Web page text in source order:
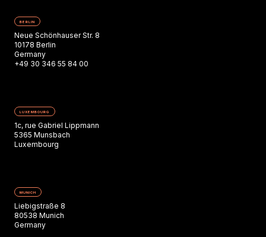
BERLIN
Neue Schönhauser Str. 8
10178 Berlin
Germany
+49 30 346 55 84 00
LUXEMBOURG
1c, rue Gabriel Lippmann
5365 Munsbach
Luxembourg
MUNICH
Liebigstraße 8
80538 Munich
Germany